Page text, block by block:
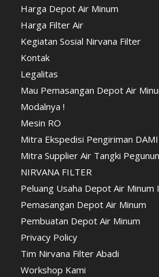
Harga Depot Air Minum
Harga Filter Air
Kegiatan Sosial Nirvana Filter
Kontak
Legalitas
Mau Pemasangan Depot Air
Modalnya !
Mesin RO
Mitra Ekspedisi Pengiriman
Mitra Supplier Air Tangki
NIRVANA FILTER
Peluang Usaha Depot Air Minum
Pemasangan Depot Air Minum
Pembuatan Depot Air Minum
Privacy Policy
Tim Nirvana Filter Abadi
Workshop Kami